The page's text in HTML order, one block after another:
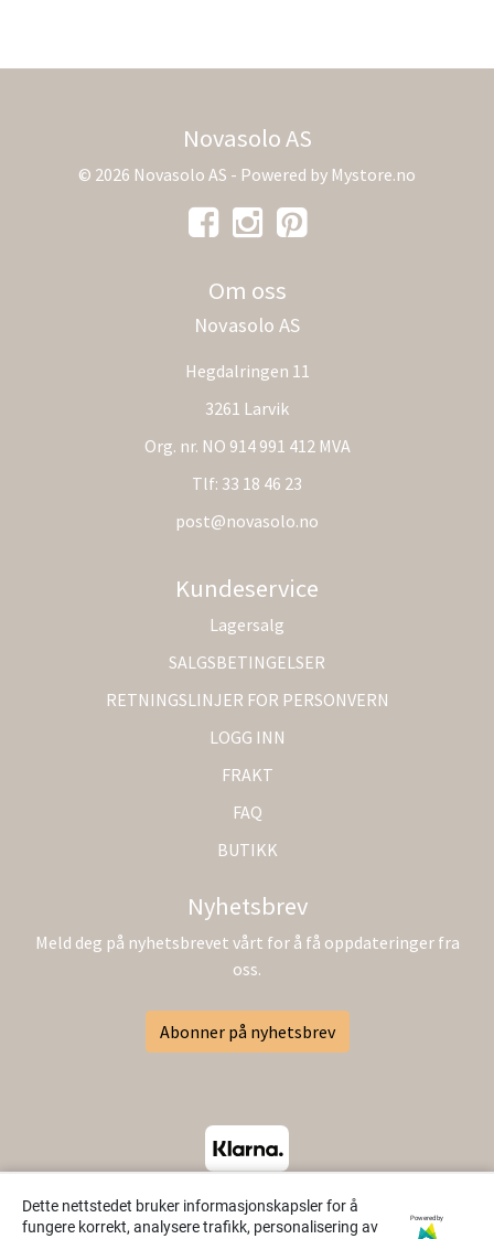
Dette nettstedet bruker informasjonskapsler for å
fungere korrekt, analysere trafikk, personalisering av
Powered by
Novasolo AS
© 2026 Novasolo AS - Powered by Mystore.no
Om oss
Novasolo AS
Hegdalringen 11
3261 Larvik
Org. nr. NO 914 991 412 MVA
Tlf: 33 18 46 23
post@novasolo.no
Kundeservice
Lagersalg
SALGSBETINGELSER
RETNINGSLINJER FOR PERSONVERN
LOGG INN
FRAKT
FAQ
BUTIKK
Nyhetsbrev
Meld deg på nyhetsbrevet vårt for å få oppdateringer fra
oss.
Abonner på nyhetsbrev